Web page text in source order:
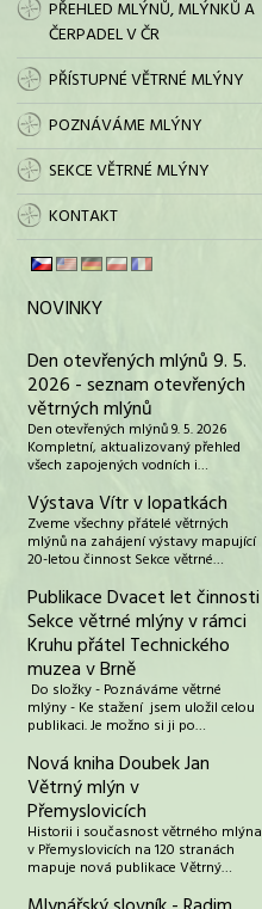
PŘEHLED MLÝNŮ, MLÝNKŮ A
ČERPADEL V ČR
PŘÍSTUPNÉ VĚTRNÉ MLÝNY
POZNÁVÁME MLÝNY
SEKCE VĚTRNÉ MLÝNY
KONTAKT
NOVINKY
Den otevřených mlýnů 9. 5.
2026 - seznam otevřených
větrných mlýnů
Den otevřených mlýnů 9. 5. 2026
Kompletní, aktualizovaný přehled
všech zapojených vodních i…
Výstava Vítr v lopatkách
Zveme všechny přátelé větrných
mlýnů na zahájení výstavy mapující
20-letou činnost Sekce větrné…
Publikace Dvacet let činnosti
Sekce větrné mlýny v rámci
Kruhu přátel Technického
muzea v Brně
Do složky - Poznáváme větrné
mlýny - Ke stažení jsem uložil celou
publikaci. Je možno si ji po…
Nová kniha Doubek Jan
Větrný mlýn v
Přemyslovicích
Historii i současnost větrného mlýna
v Přemyslovicích na 120 stranách
mapuje nová publikace Větrný…